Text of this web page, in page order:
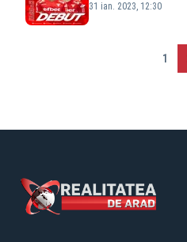
31 ian. 2023, 12:30
1